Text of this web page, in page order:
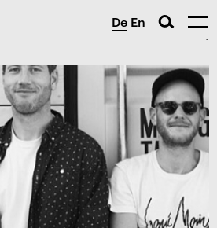
De En